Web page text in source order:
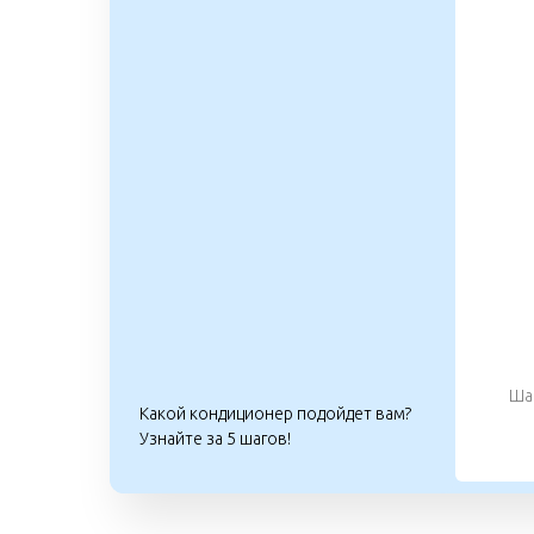
Какой кондиционер подойдет вам?
Узнайте за 5 шагов!